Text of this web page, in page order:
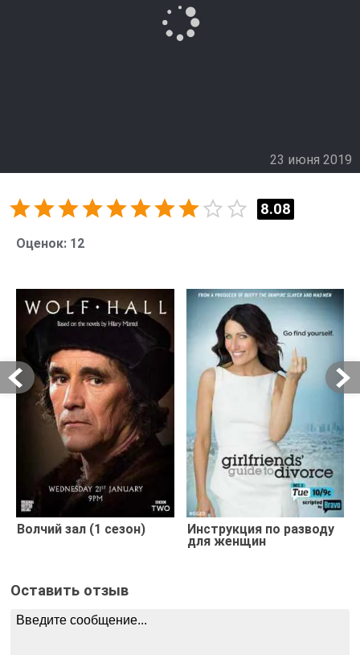
23 июня 2019
8.08
Оценок: 12
Волчий зал (1 сезон) Инструкция по разводу
для женщин
Оставить отзыв